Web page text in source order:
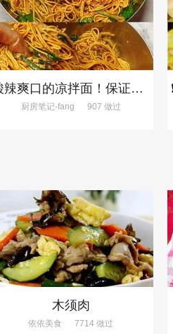
酸辣爽口的凉拌面！保证吃一次就上瘾
厨房笔记-fang 907 做过
木须肉
依依美食 7714 做过